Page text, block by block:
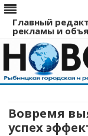
Главный
рекламы и
Вовремя
успех